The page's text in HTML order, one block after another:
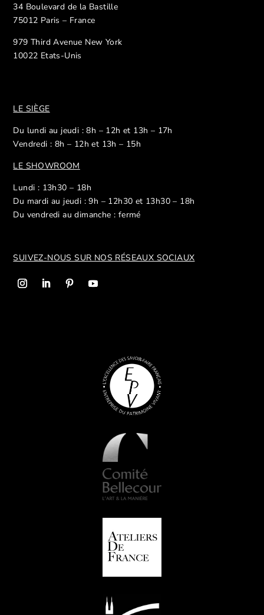
34 Boulevard de la Bastille
75012 Paris – France
979 Third Avenue New York
10022 Etats-Unis
LE SIÈGE
Du lundi au jeudi : 8h – 12h et 13h – 17h
Vendredi : 8h – 12h et 13h – 15h
LE SHOWROOM
Lundi : 13h30 – 18h
Du mardi au jeudi : 9h – 12h30 et 13h30 – 18h
Du vendredi au dimanche : fermé
SUIVEZ-NOUS SUR NOS RÉSEAUX SOCIAUX